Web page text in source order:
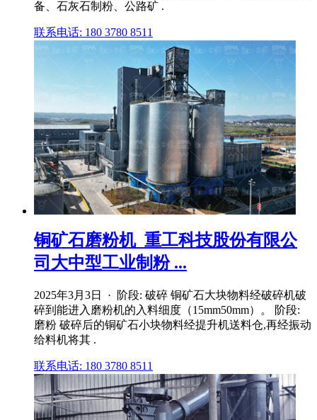
备、石灰石制粉、公路矿 .
联系电话: 180 3780 8511
铜矿石磨粉机_重工科技股份有限公
司大中型工业制粉 ...
2025年3月3日 · 阶段: 破碎 铜矿石大块物料经破碎机破
碎到能进入磨粉机的入料细度（15mm50mm）。 阶段:
磨粉 破碎后的铜矿石小块物料经提升机送料仓,再经振动
给料机将其 .
联系电话: 180 3780 8511